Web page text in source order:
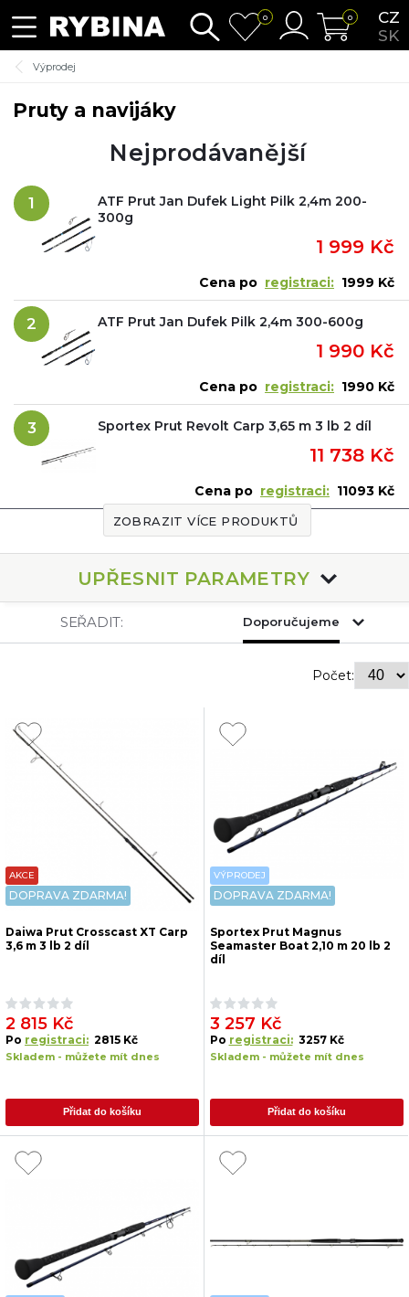
CZ
SK
0 0
Výprodej
Pruty a navijáky
Nejprodávanější
1
ATF Prut Jan Dufek Light Pilk 2,4m 200-
300g
1 999 Kč
Cena po registraci: 1999 Kč
2 ATF Prut Jan Dufek Pilk 2,4m 300-600g
1 990 Kč
Cena po registraci: 1990 Kč
3 Sportex Prut Revolt Carp 3,65 m 3 lb 2 díl
11 738 Kč
Cena po registraci: 11093 Kč
ZOBRAZIT VÍCE PRODUKTŮ
UPŘESNIT PARAMETRY
SEŘADIT: Doporučujeme
Počet:
AKCE
DOPRAVA ZDARMA!
Daiwa Prut Crosscast XT Carp
3,6 m 3 lb 2 díl
2 815 Kč
Po registraci: 2815 Kč
Skladem - můžete mít dnes
Přidat do košíku
VÝPRODEJ
DOPRAVA ZDARMA!
Sportex Prut Magnus
Seamaster Boat 2,10 m 20 lb 2
díl
3 257 Kč
Po registraci: 3257 Kč
Skladem - můžete mít dnes
Přidat do košíku